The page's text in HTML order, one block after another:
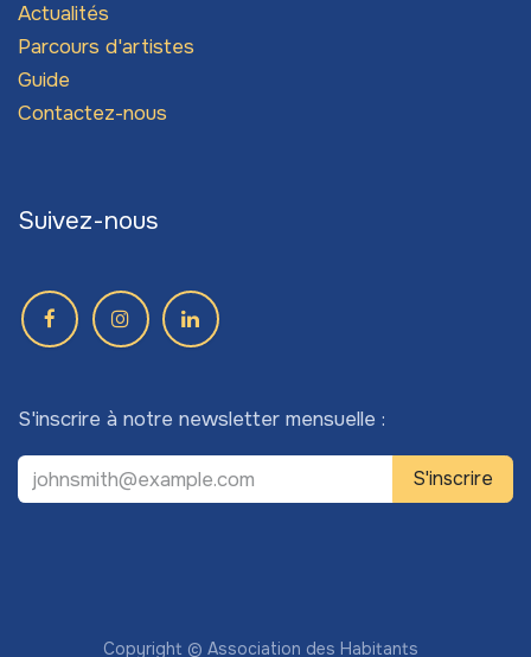
Actualités
Parcours d'artistes
Guide
Contactez-nous
Suivez-nous
S'inscrire à notre newsletter mensuelle :
S'inscrire
Copyright © Association des Habitants